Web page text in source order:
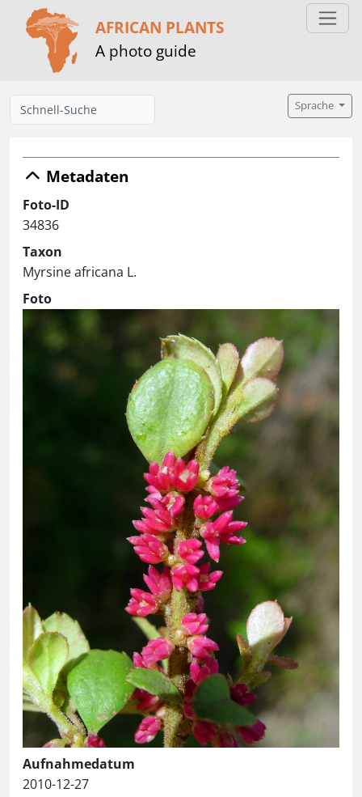
AFRICAN PLANTS
A photo guide
Sprache
Metadaten
Foto-ID
34836
Taxon
Myrsine africana L.
Foto
Aufnahmedatum
2010-12-27